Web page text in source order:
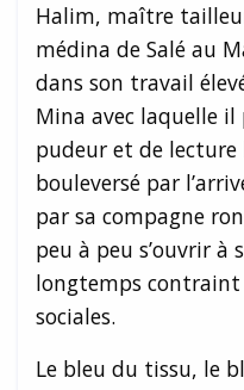
Halim, maître
médina de Salé au
dans son travail
Mina avec laquelle
pudeur et de lecture
bouleversé par
par sa compagne
peu à peu s’ouvrir
longtemps
sociales.
Le bleu du tissu, le